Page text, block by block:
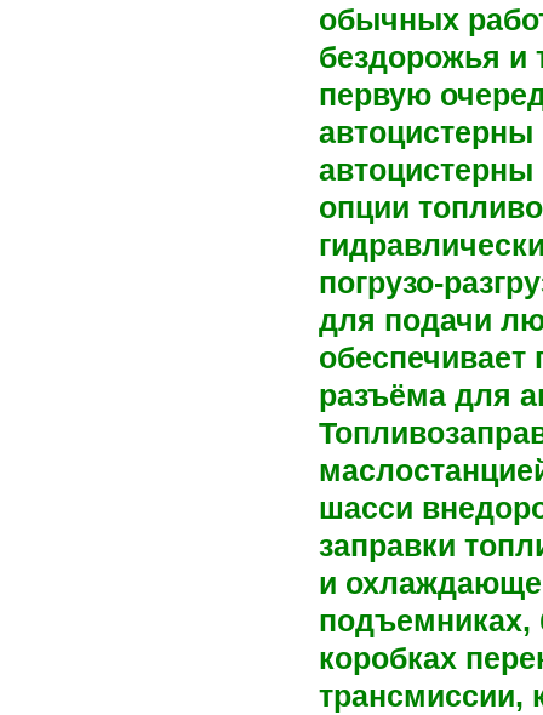
обычных
бездорожья и
первую
автоцистерны
опции
погрузо-
для подачи
обеспечивает
разъёма для
шасси
заправки
и
подъемниках,
коробках
трансмиссии,